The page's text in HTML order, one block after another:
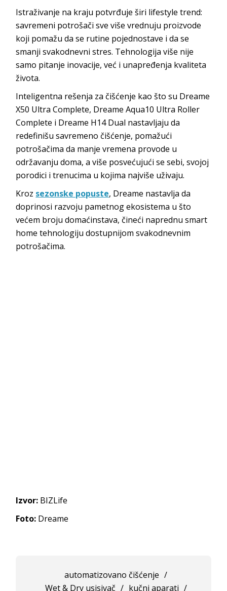
Istraživanje na kraju potvrđuje širi lifestyle trend:
savremeni potrošači sve više vrednuju proizvode
koji pomažu da se rutine pojednostave i da se
smanji svakodnevni stres. Tehnologija više nije
samo pitanje inovacije, već i unapređenja kvaliteta
života.
Inteligentna rešenja za čišćenje kao što su Dreame
X50 Ultra Complete, Dreame Aqua10 Ultra Roller
Complete i Dreame H14 Dual nastavljaju da
redefinišu savremeno čišćenje, pomažući
potrošačima da manje vremena provode u
održavanju doma, a više posvećujući se sebi, svojoj
porodici i trenucima u kojima najviše uživaju.
Kroz sezonske popuste, Dreame nastavlja da
doprinosi razvoju pametnog ekosistema u što
većem broju domaćinstava, čineći naprednu smart
home tehnologiju dostupnijom svakodnevnim
potrošačima.
Izvor: BIZLife
Foto: Dreame
automatizovano čišćenje /
Wet & Dry usisivač / kučni aparati /